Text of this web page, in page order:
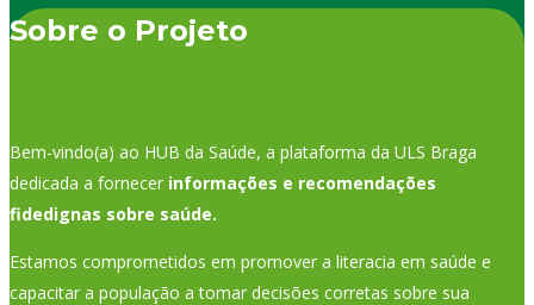
Sobre o Projeto
Bem-vindo(a) ao HUB da Saúde, a plataforma da ULS Braga
dedicada a fornecer informações e recomendações
fidedignas sobre saúde.
Estamos comprometidos em promover a literacia em saúde e
capacitar a população a tomar decisões corretas sobre sua